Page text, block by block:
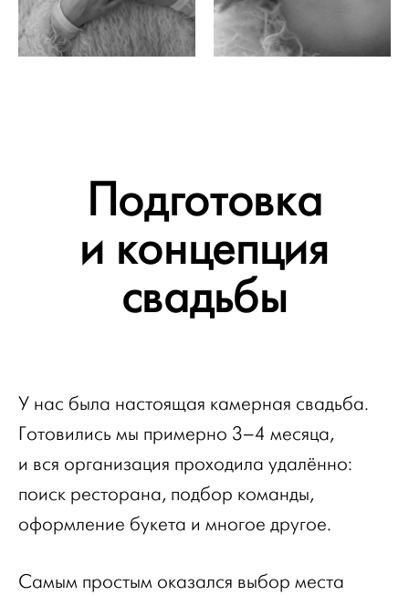
Подготовка
и концепция
свадьбы
У нас была настоящая камерная свадьба.
Готовились мы примерно 3–4 месяца,
и вся организация проходила удалённо:
поиск ресторана, подбор команды,
оформление букета и многое другое.
Самым простым оказался выбор места